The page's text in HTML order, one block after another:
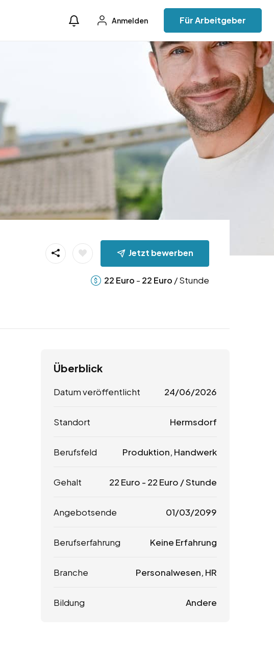
Anmelden Für Arbeitgeber
Jetzt bewerben
22 Euro - 22 Euro / Stunde
Überblick
Datum veröffentlicht 24/06/2026
Standort Hermsdorf
Berufsfeld Produktion, Handwerk
Gehalt 22 Euro - 22 Euro / Stunde
Angebotsende 01/03/2099
Berufserfahrung Keine Erfahrung
Branche Personalwesen, HR
Bildung Andere